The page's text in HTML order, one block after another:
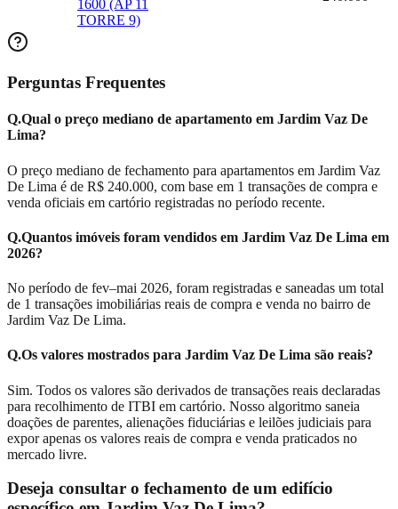
1600 (AP 11
TORRE 9)
Perguntas Frequentes
Q.Qual o preço mediano de apartamento em Jardim Vaz De
Lima?
O preço mediano de fechamento para apartamentos em Jardim Vaz
De Lima é de R$ 240.000, com base em 1 transações de compra e
venda oficiais em cartório registradas no período recente.
Q.Quantos imóveis foram vendidos em Jardim Vaz De Lima em
2026?
No período de fev–mai 2026, foram registradas e saneadas um total
de 1 transações imobiliárias reais de compra e venda no bairro de
Jardim Vaz De Lima.
Q.Os valores mostrados para Jardim Vaz De Lima são reais?
Sim. Todos os valores são derivados de transações reais declaradas
para recolhimento de ITBI em cartório. Nosso algoritmo saneia
doações de parentes, alienações fiduciárias e leilões judiciais para
expor apenas os valores reais de compra e venda praticados no
mercado livre.
Deseja consultar o fechamento de um edifício